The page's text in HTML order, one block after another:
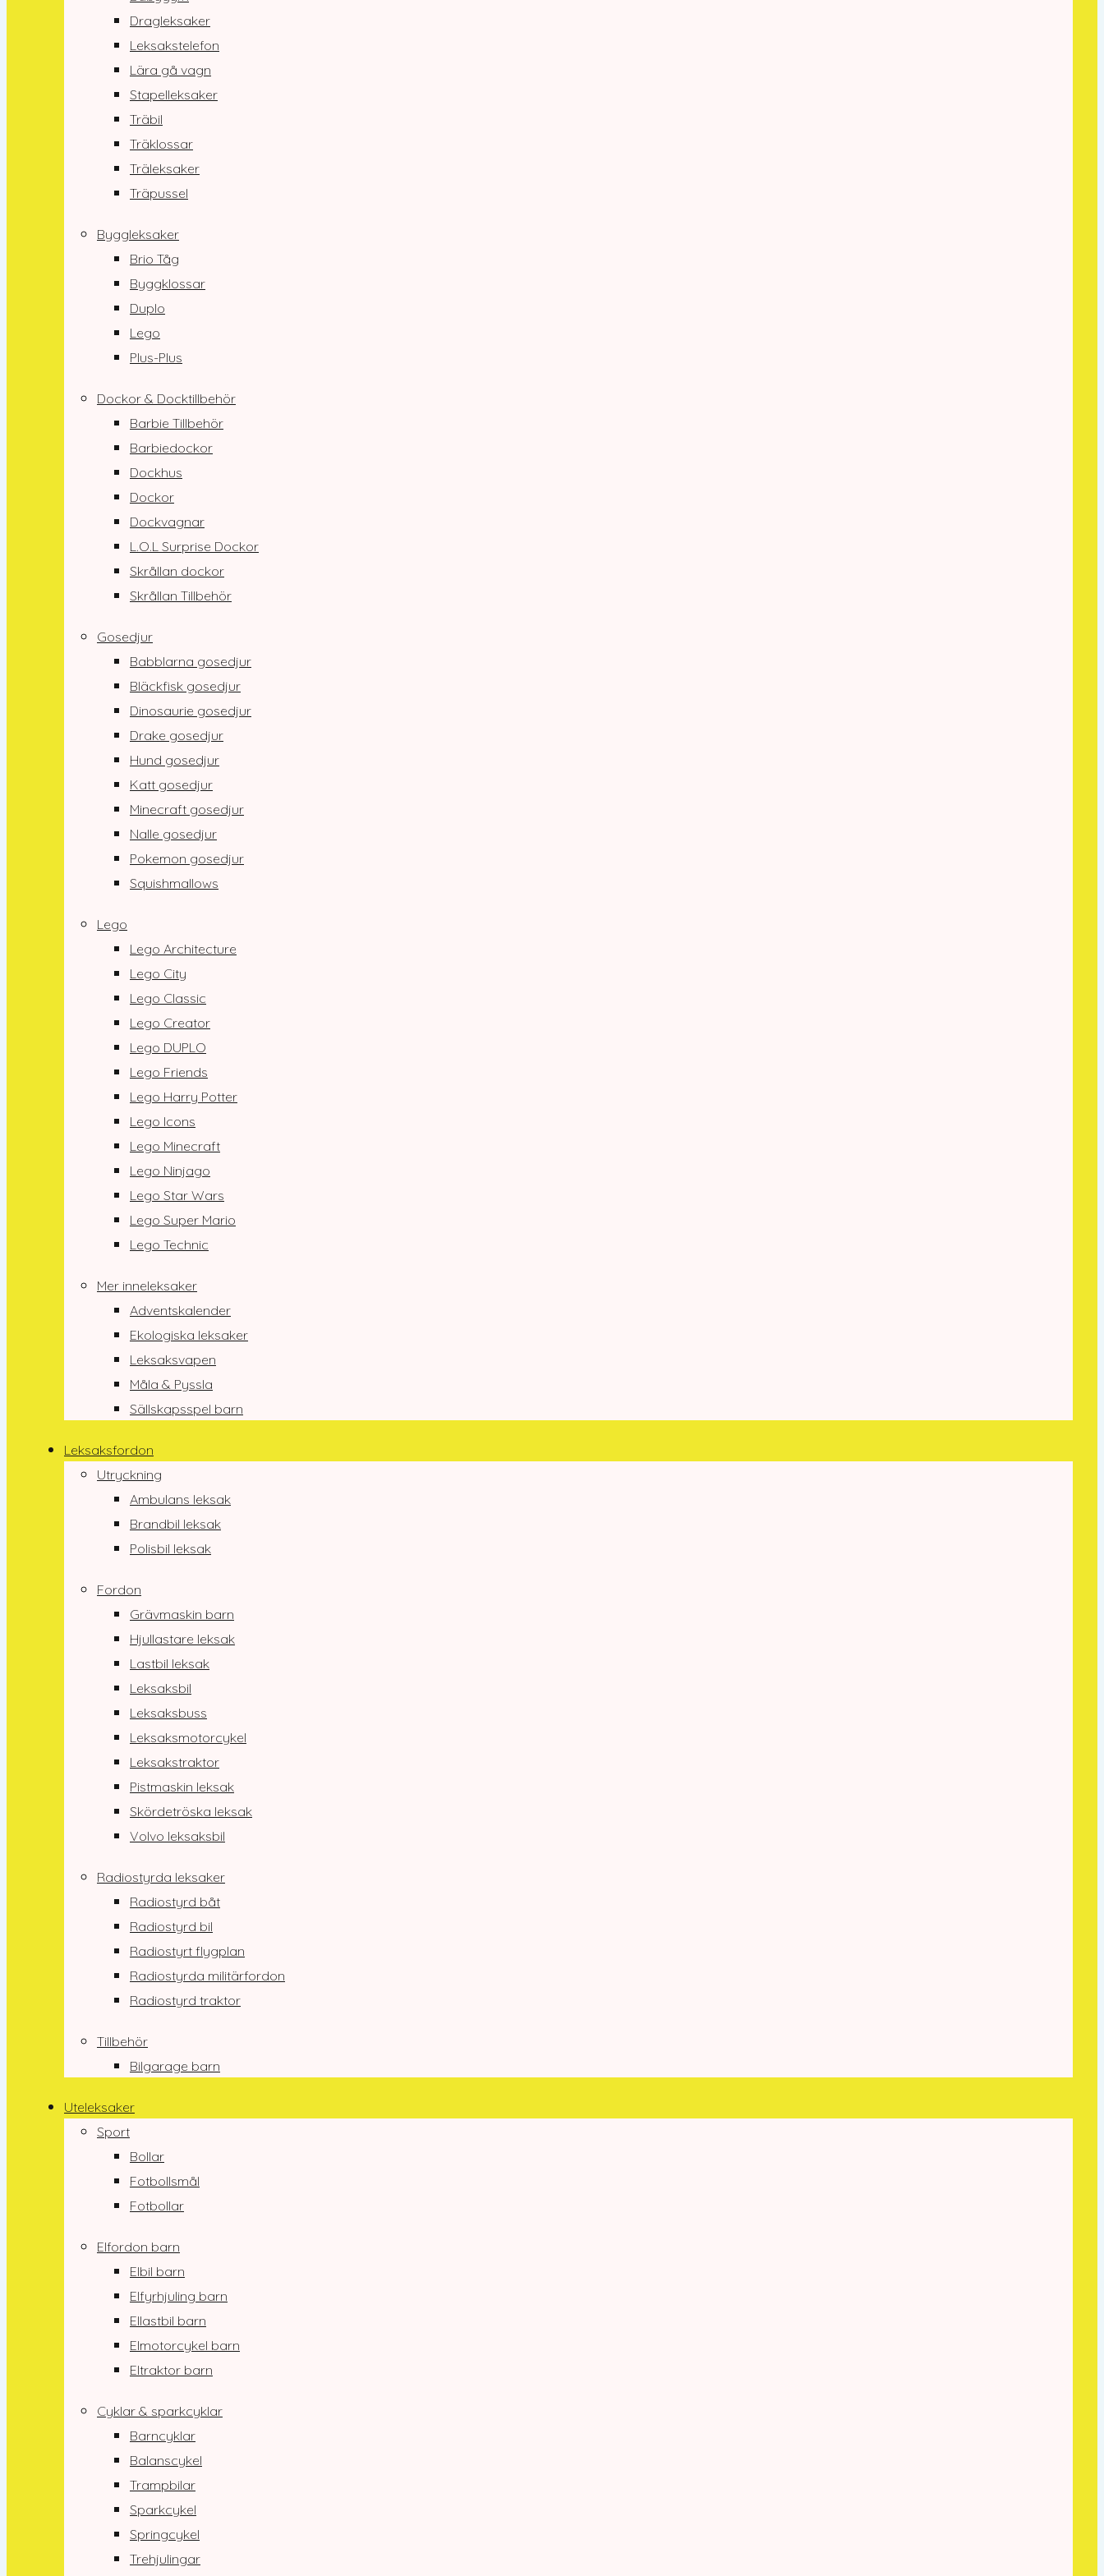
Dragleksaker
Leksakstelefon
Lära gå vagn
Stapelleksaker
Träbil
Träklossar
Träleksaker
Träpussel
Byggleksaker
Brio Tåg
Byggklossar
Duplo
Lego
Plus-Plus
Dockor & Docktillbehör
Barbie Tillbehör
Barbiedockor
Dockhus
Dockor
Dockvagnar
L.O.L Surprise Dockor
Skrållan dockor
Skrållan Tillbehör
Gosedjur
Babblarna gosedjur
Bläckfisk gosedjur
Dinosaurie gosedjur
Drake gosedjur
Hund gosedjur
Katt gosedjur
Minecraft gosedjur
Nalle gosedjur
Pokemon gosedjur
Squishmallows
Lego
Lego Architecture
Lego City
Lego Classic
Lego Creator
Lego DUPLO
Lego Friends
Lego Harry Potter
Lego Icons
Lego Minecraft
Lego Ninjago
Lego Star Wars
Lego Super Mario
Lego Technic
Mer inneleksaker
Adventskalender
Ekologiska leksaker
Leksaksvapen
Måla & Pyssla
Sällskapsspel barn
Leksaksfordon
Utryckning
Ambulans leksak
Brandbil leksak
Polisbil leksak
Fordon
Grävmaskin barn
Hjullastare leksak
Lastbil leksak
Leksaksbil
Leksaksbuss
Leksaksmotorcykel
Leksakstraktor
Pistmaskin leksak
Skördetröska leksak
Volvo leksaksbil
Radiostyrda leksaker
Radiostyrd båt
Radiostyrd bil
Radiostyrt flygplan
Radiostyrda militärfordon
Radiostyrd traktor
Tillbehör
Bilgarage barn
Uteleksaker
Sport
Bollar
Fotbollsmål
Fotbollar
Elfordon barn
Elbil barn
Elfyrhjuling barn
Ellastbil barn
Elmotorcykel barn
Eltraktor barn
Cyklar & sparkcyklar
Barncyklar
Balanscykel
Trampbilar
Sparkcykel
Springcykel
Trehjulingar